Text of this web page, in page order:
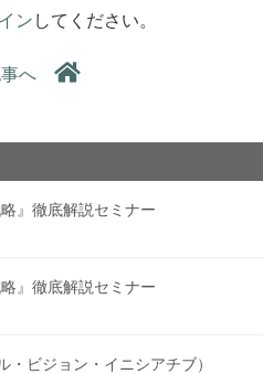
ン してください。
へ
』徹底解説セミナー
』徹底解説セミナー
ビジョン・イニシアチブ）